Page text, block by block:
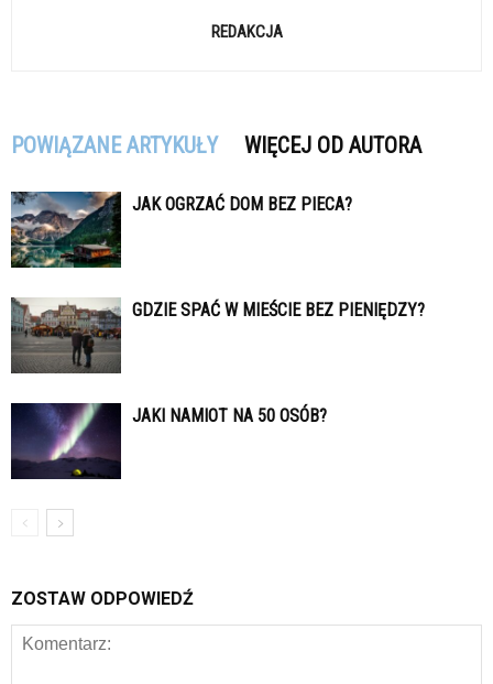
REDAKCJA
POWIĄZANE ARTYKUŁY WIĘCEJ OD AUTORA
JAK OGRZAĆ DOM BEZ PIECA?
GDZIE SPAĆ W MIEŚCIE BEZ PIENIĘDZY?
JAKI NAMIOT NA 50 OSÓB?
ZOSTAW ODPOWIEDŹ